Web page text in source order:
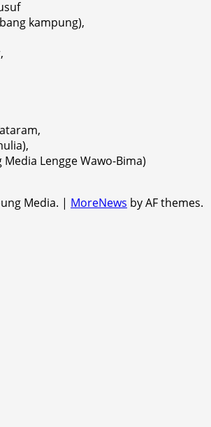
kampung),
Lengge Wawo-Bima)
Media. | MoreNews by AF themes.